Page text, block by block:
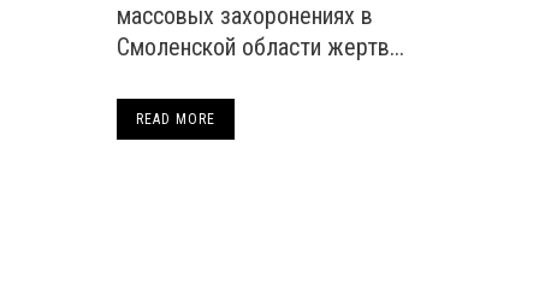
массовых захоронениях в
Смоленской области жертв...
READ MORE